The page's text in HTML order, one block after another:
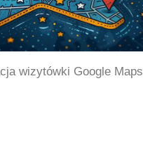
wizytówki Google Maps